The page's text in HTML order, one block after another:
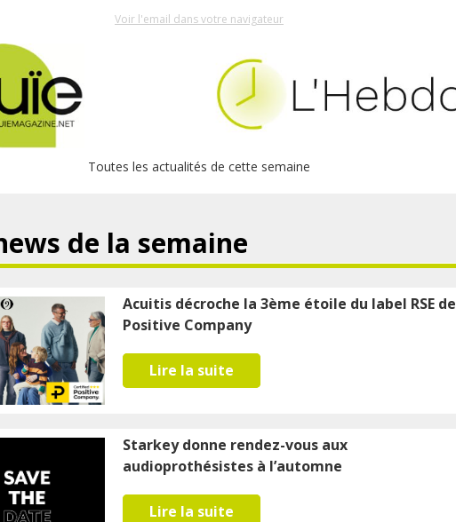
Voir l'email dans votre navigateur
Toutes les actualités de cette semaine
de la semaine
Acuitis décroche la 3ème étoile du label RSE de
Positive Company
Lire la suite
Starkey donne rendez-vous aux
audioprothésistes à l’automne
Lire la suite